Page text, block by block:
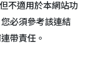
不適用於本網站功
必須參考該連結
帶責任。